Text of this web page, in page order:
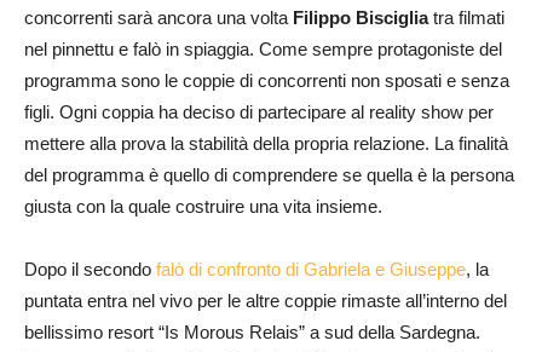
concorrenti sarà ancora una volta Filippo Biscigliatra filmati
nel pinnettu e falò in spiaggia. Come sempre protagoniste del
programma sono le coppie di concorrenti non sposati e senza
figli. Ogni coppia ha deciso di partecipare al reality show per
mettere alla prova la stabilità della propria relazione. La finalità
del programma è quello di comprendere se quella è la persona
giusta con la quale costruire una vita insieme.
Dopo il secondo falò di confronto di Gabriela e Giuseppe, la
puntata entra nel vivo per le altre coppie rimaste all’interno del
bellissimo resort “Is Morous Relais” a sud della Sardegna.